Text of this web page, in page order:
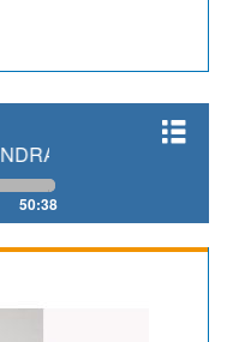
FILIPPO FIORELLI
50:38